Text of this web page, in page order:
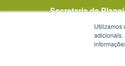
Secretaria de
Avenida Borges de
1º, 2º, 19º, 20º e
Porto Alegre - RS -
Utilizamos
adicionais.